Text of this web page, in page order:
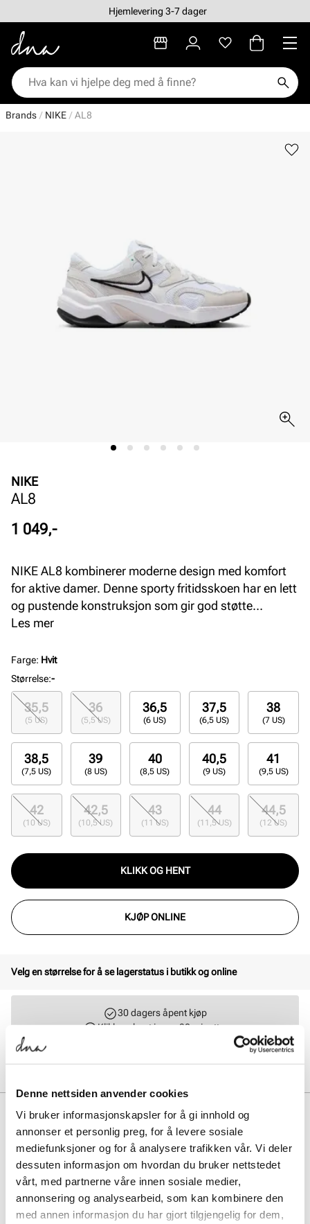
Denne nettsiden anvender cookies
Vi bruker informasjonskapsler for å gi innhold og
annonser et personlig preg, for å levere sosiale
mediefunksjoner og for å analysere trafikken vår. Vi deler
dessuten informasjon om hvordan du bruker nettstedet
vårt, med partnerne våre innen sosiale medier,
annonsering og analysearbeid, som kan kombinere den
med annen informasjon du har gjort tilgjengelig for dem,
Hjemlevering 3-7 dager
Brands NIKE AL8
NIKE
AL8
Pris
1 049,-
NIKE AL8 kombinerer moderne design med komfort
for aktive damer. Denne sporty fritidsskoen har en lett
og pustende konstruksjon som gir god støtte
gjennom hele dagen. Perfekt for sneakers-elskere
Les mer
Farge: Hvit
Størrelse:-
35,5
(5 US)
36
(5,5 US)
36,5
(6 US)
37,5
(6,5 US)
38
(7 US)
38,5
(7,5 US)
39
(8 US)
40
(8,5 US)
40,5
(9 US)
41
(9,5 US)
42
(10 US)
42,5
(10,5 US)
43
(11 US)
44
(11,5 US)
44,5
(12 US)
KLIKK OG HENT
KJØP ONLINE
Velg en størrelse for å se lagerstatus i butikk og online
30 dagers åpent kjøp
Klikk og hent innen 30 minutter
BESKRIVELSE
NIKE AL8 kombinerer moderne design med komfort for aktive
damer. Denne sporty fritidsskoen har en lett og pustende
konstruksjon som gir god støtte gjennom hele dagen. Perfekt for
sneakers-elskere som ønsker stil og funksjonalitet i ett.
Art. nr.35663436